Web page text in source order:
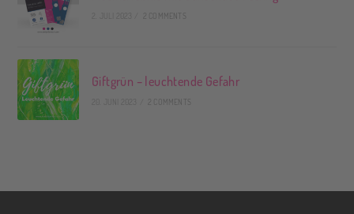
2 COMMENTS
Giftgrün – leuchtende Gefahr
20. JUNI 2023 2 COMMENTS